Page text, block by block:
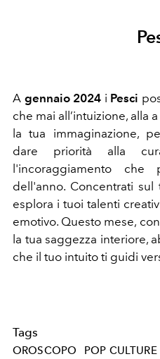
A gennaio 2024 i Pesci
che mai all’intuizione, alla
la tua immaginazione,
dare priorità alla
l'incoraggiamento
dell'anno. Concentrati
esplora i tuoi talenti
emotivo. Questo mese,
la tua saggezza interiore,
che il tuo intuito ti guidi
Tags
OROSCOPO POP CULTURE